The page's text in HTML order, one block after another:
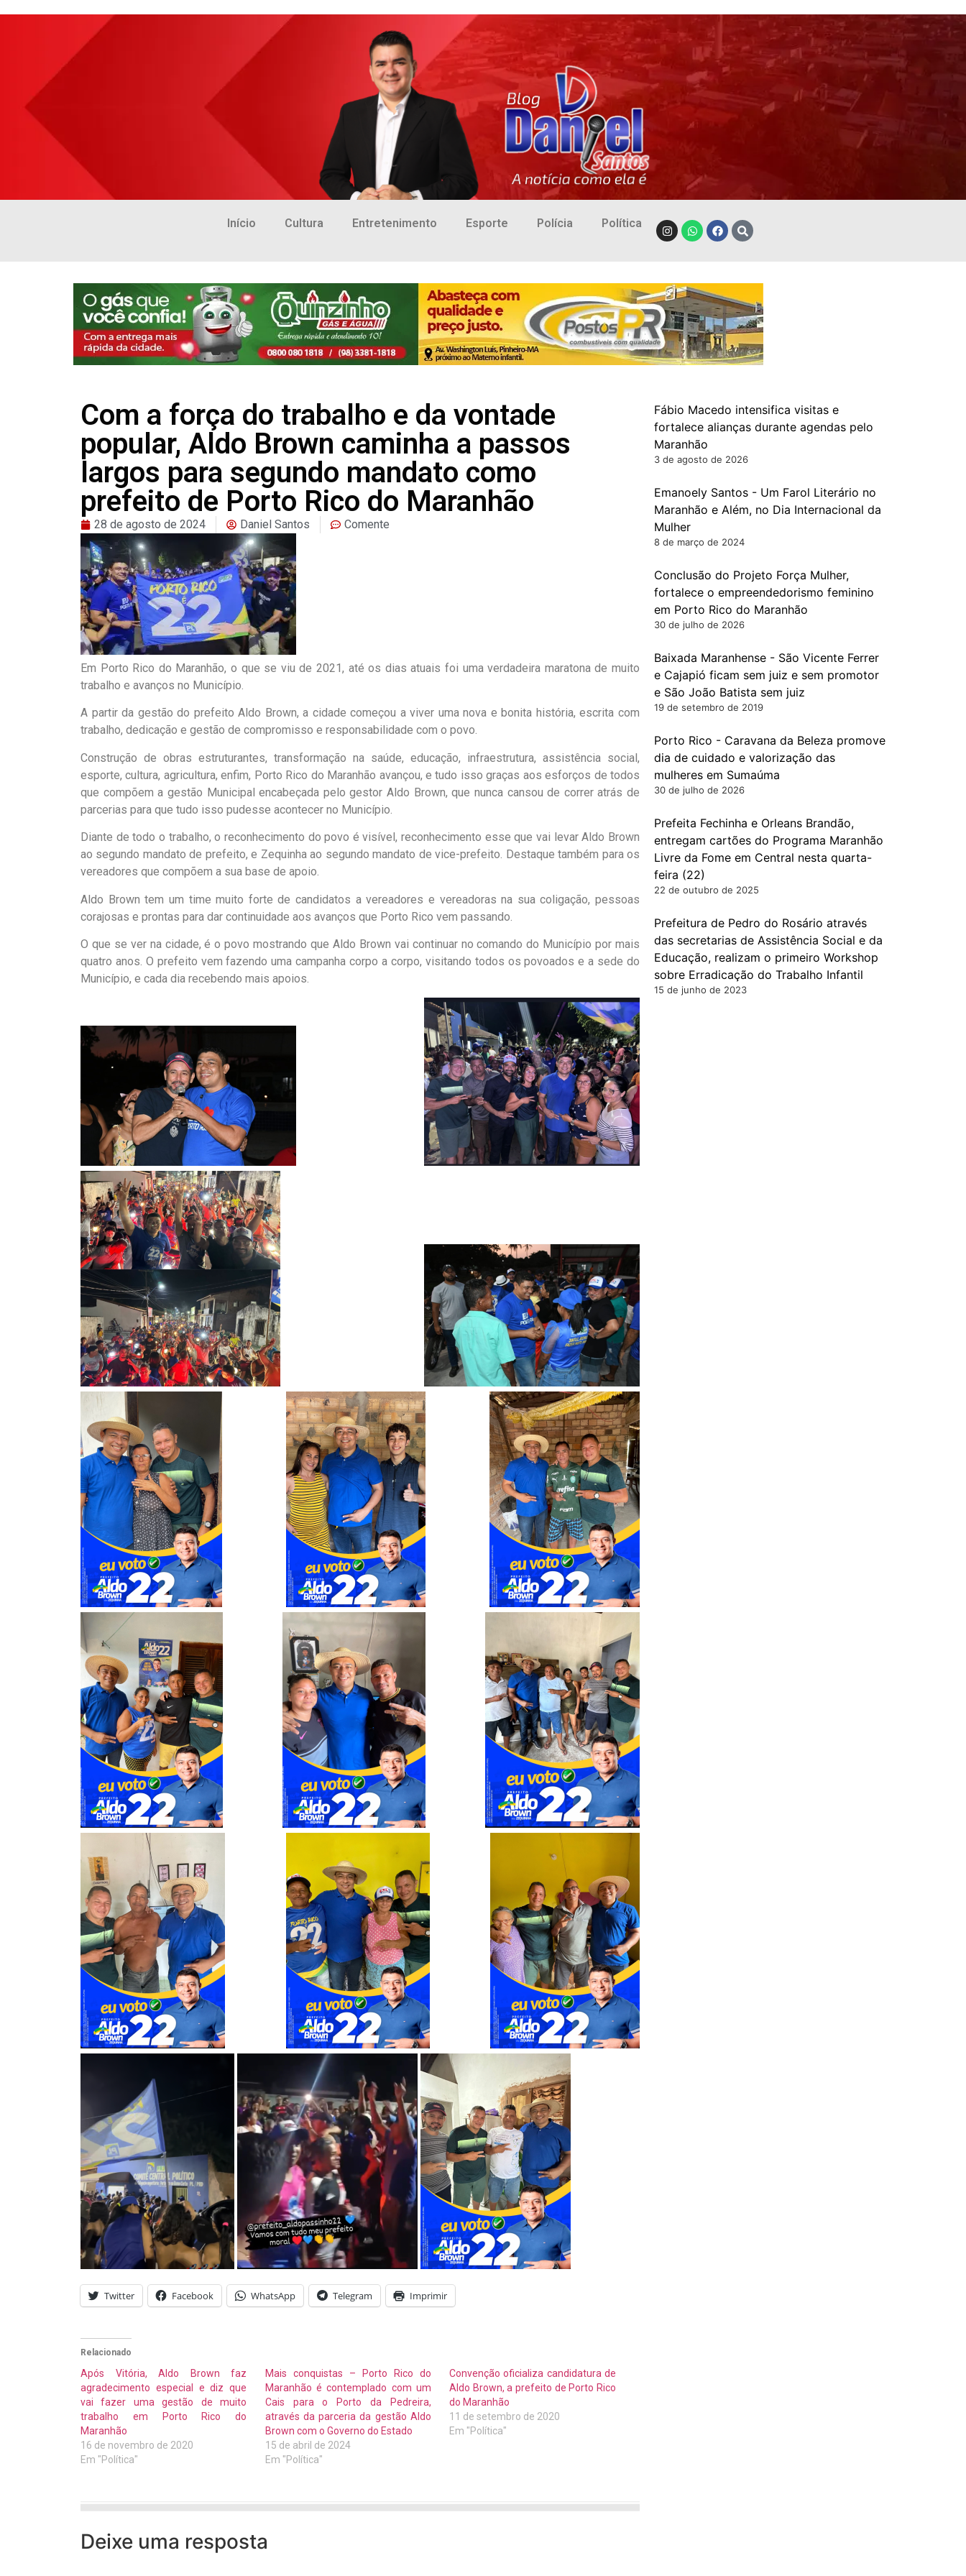
Início Cultura Entretenimento Esporte Polícia Política
Com a força do trabalho e da vontade
popular, Aldo Brown caminha a passos
largos para segundo mandato como
prefeito de Porto Rico do Maranhão
28 de agosto de 2024 Daniel Santos Comente
Em Porto Rico do Maranhão, o que se viu de 2021, até os dias atuais foi uma verdadeira maratona de muito
trabalho e avanços no Município.
A partir da gestão do prefeito Aldo Brown, a cidade começou a viver uma nova e bonita história, escrita com
trabalho, dedicação e gestão de compromisso e responsabilidade com o povo.
Construção de obras estruturantes, transformação na saúde, educação, infraestrutura, assistência social,
esporte, cultura, agricultura, enfim, Porto Rico do Maranhão avançou, e tudo isso graças aos esforços de todos
que compõem a gestão Municipal encabeçada pelo gestor Aldo Brown, que nunca cansou de correr atrás de
parcerias para que tudo isso pudesse acontecer no Município.
Diante de todo o trabalho, o reconhecimento do povo é visível, reconhecimento esse que vai levar Aldo Brown
ao segundo mandato de prefeito, e Zequinha ao segundo mandato de vice-prefeito. Destaque também para os
vereadores que compõem a sua base de apoio.
Aldo Brown tem um time muito forte de candidatos a vereadores e vereadoras na sua coligação, pessoas
corajosas e prontas para dar continuidade aos avanços que Porto Rico vem passando.
O que se ver na cidade, é o povo mostrando que Aldo Brown vai continuar no comando do Município por mais
quatro anos. O prefeito vem fazendo uma campanha corpo a corpo, visitando todos os povoados e a sede do
Município, e cada dia recebendo mais apoios.
Twitter Facebook WhatsApp Telegram Imprimir
Relacionado
Após Vitória, Aldo Brown faz
agradecimento especial e diz que
vai fazer uma gestão de muito
trabalho em Porto Rico do
Maranhão
16 de novembro de 2020
Em "Política"
Mais conquistas – Porto Rico do
Maranhão é contemplado com um
Cais para o Porto da Pedreira,
através da parceria da gestão Aldo
Brown com o Governo do Estado
15 de abril de 2024
Em "Política"
Convenção oficializa candidatura de
Aldo Brown, a prefeito de Porto Rico
do Maranhão
11 de setembro de 2020
Em "Política"
Deixe uma resposta
Fábio Macedo intensifica visitas e
fortalece alianças durante agendas pelo
Maranhão
3 de agosto de 2026
Emanoely Santos - Um Farol Literário no
Maranhão e Além, no Dia Internacional da
Mulher
8 de março de 2024
Conclusão do Projeto Força Mulher,
fortalece o empreendedorismo feminino
em Porto Rico do Maranhão
30 de julho de 2026
Baixada Maranhense - São Vicente Ferrer
e Cajapió ficam sem juiz e sem promotor
e São João Batista sem juiz
19 de setembro de 2019
Porto Rico - Caravana da Beleza promove
dia de cuidado e valorização das
mulheres em Sumaúma
30 de julho de 2026
Prefeita Fechinha e Orleans Brandão,
entregam cartões do Programa Maranhão
Livre da Fome em Central nesta quarta-
feira (22)
22 de outubro de 2025
Prefeitura de Pedro do Rosário através
das secretarias de Assistência Social e da
Educação, realizam o primeiro Workshop
sobre Erradicação do Trabalho Infantil
15 de junho de 2023